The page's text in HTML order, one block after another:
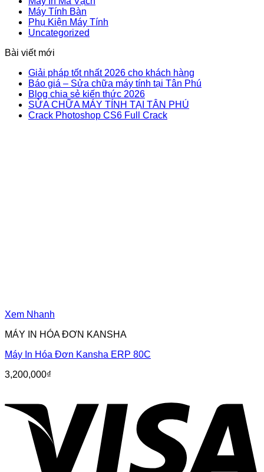
Máy Tính Bàn
Phụ Kiện Máy Tính
Uncategorized
Bài viết mới
Giải pháp tốt nhất 2026 cho khách hàng
Báo giá – Sửa chữa máy tính tại Tân Phú
Blog chia sẻ kiến thức 2026
SỬA CHỮA MÁY TÍNH TẠI TÂN PHÚ
Crack Photoshop CS6 Full Crack
Xem Nhanh
MÁY IN HÓA ĐƠN KANSHA
Máy In Hóa Đơn Kansha ERP 80C
3,200,000₫